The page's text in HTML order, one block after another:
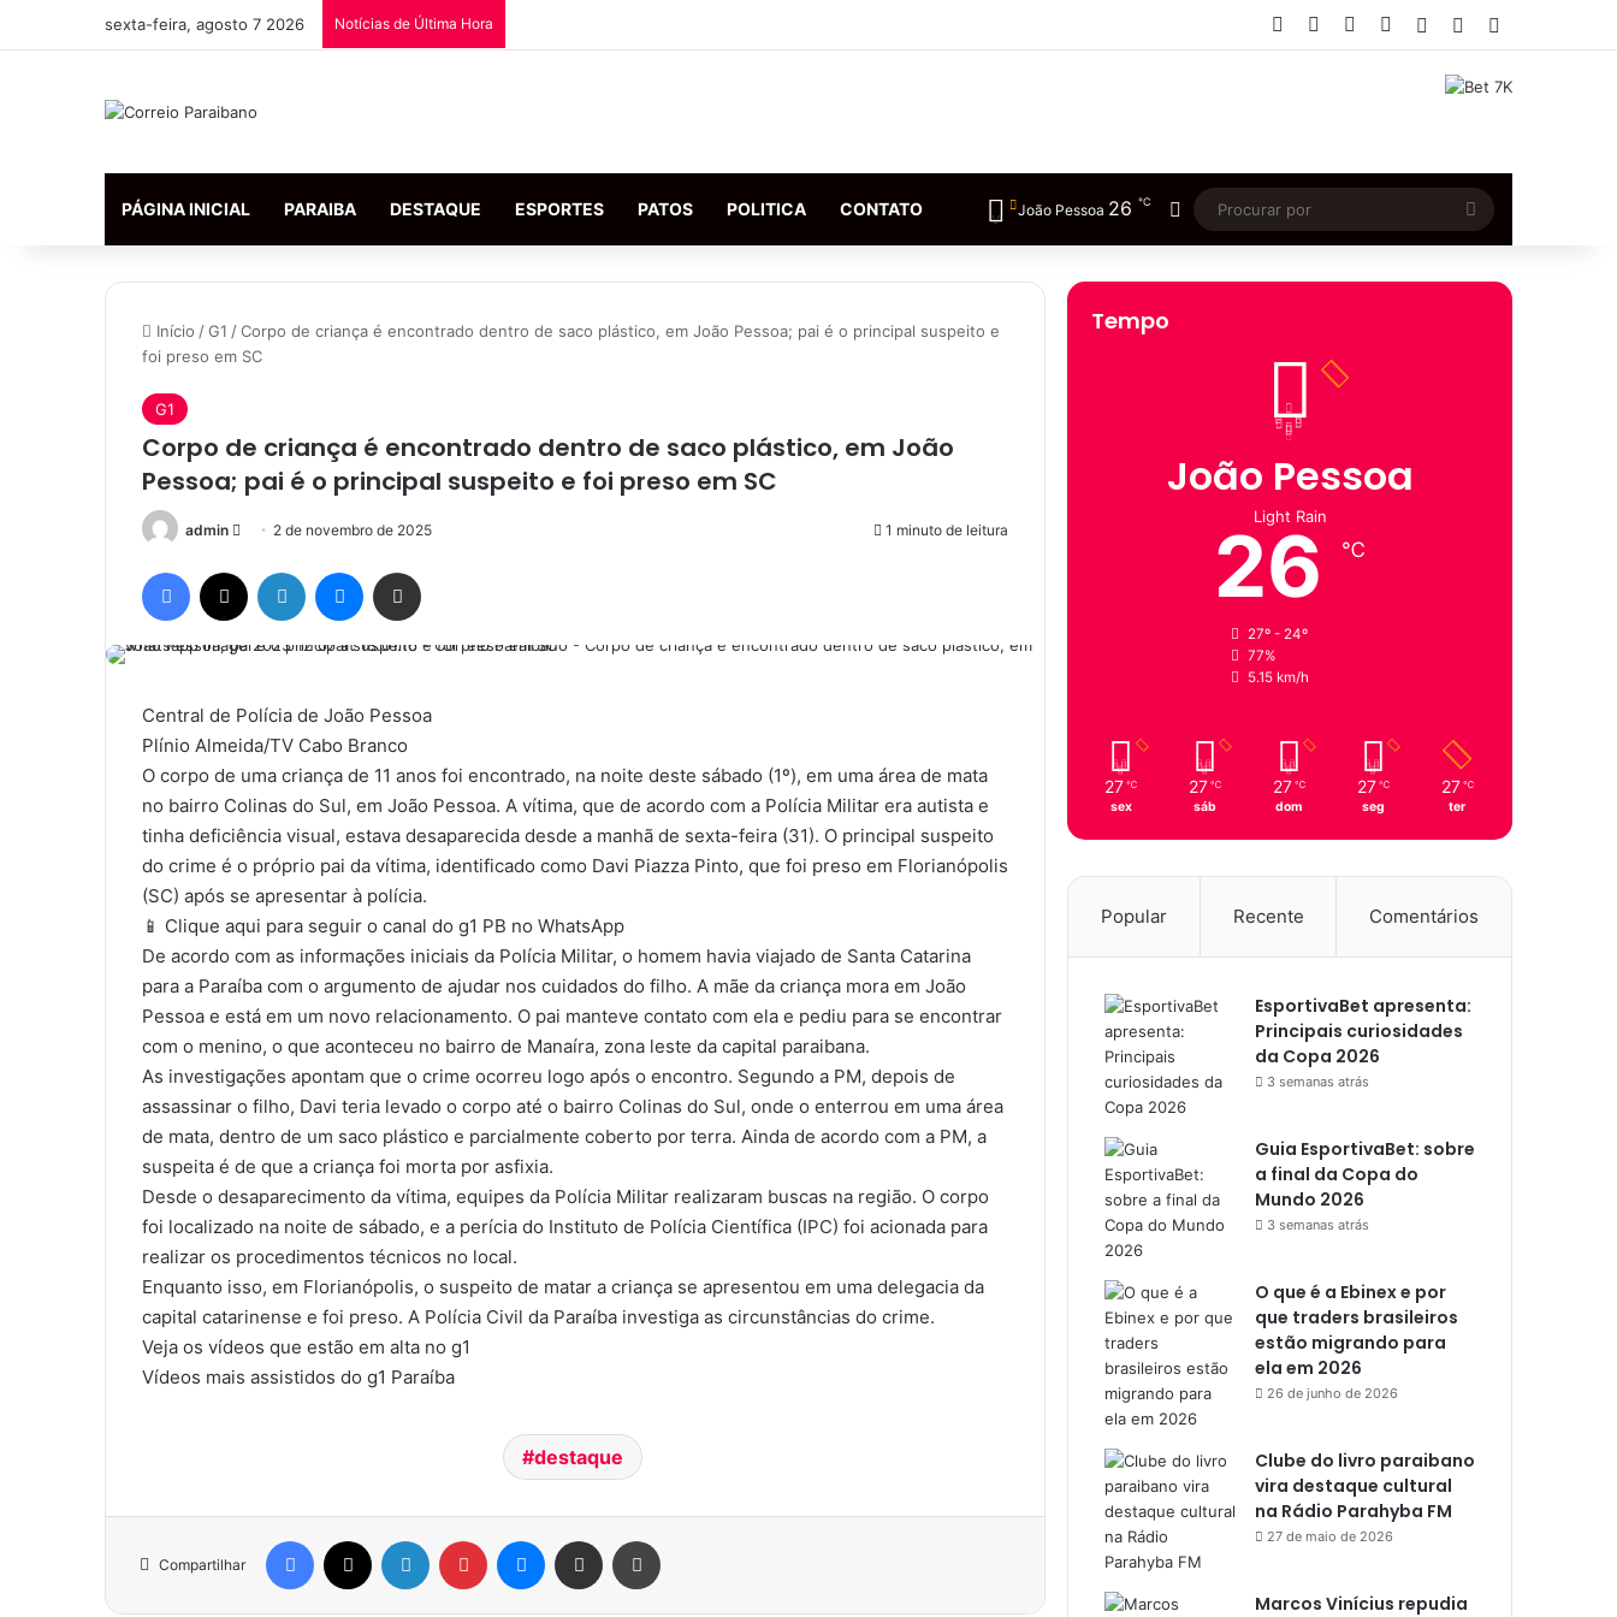
sexta-feira, agosto 7 2026 Notícias de Última Hora Facebook YouTubeInstagram
Entrar Artigo aleatório
PÁGINA INICIAL PARAIBA DESTAQUE ESPORTES PATOS POLITICA CONTATO João Pessoa 26 ℃ Switch skin
Procurar
por
Início /G1 /Corpo de criança é encontrado dentro de saco plástico, em João Pessoa; pai é o principal suspeito e
foi preso em SC
G1
Corpo de criança é encontrado dentro de saco plástico, em João
Pessoa; pai é o principal suspeito e foi preso em SC
admin
n
d
e
a
i
l
2 de novembro de 2025 1 minuto de leitura
Central de Polícia de João Pessoa
Plínio Almeida/TV Cabo Branco
O corpo de uma criança de 11 anos foi encontrado, na noite deste sábado (1º), em uma área de mata
no bairro Colinas do Sul, em João Pessoa. A vítima, que de acordo com a Polícia Militar era autista e
tinha deficiência visual, estava desaparecida desde a manhã de sexta-feira (31). O principal suspeito
do crime é o próprio pai da vítima, identificado como Davi Piazza Pinto, que foi preso em Florianópolis
(SC) após se apresentar à polícia.
📱 Clique aqui para seguir o canal do g1 PB no WhatsApp
De acordo com as informações iniciais da Polícia Militar, o homem havia viajado de Santa Catarina
para a Paraíba com o argumento de ajudar nos cuidados do filho. A mãe da criança mora em João
Pessoa e está em um novo relacionamento. O pai manteve contato com ela e pediu para se encontrar
com o menino, o que aconteceu no bairro de Manaíra, zona leste da capital paraibana.
As investigações apontam que o crime ocorreu logo após o encontro. Segundo a PM, depois de
assassinar o filho, Davi teria levado o corpo até o bairro Colinas do Sul, onde o enterrou em uma área
de mata, dentro de um saco plástico e parcialmente coberto por terra. Ainda de acordo com a PM, a
suspeita é de que a criança foi morta por asfixia.
Desde o desaparecimento da vítima, equipes da Polícia Militar realizaram buscas na região. O corpo
foi localizado na noite de sábado, e a perícia do Instituto de Polícia Científica (IPC) foi acionada para
realizar os procedimentos técnicos no local.
Enquanto isso, em Florianópolis, o suspeito de matar a criança se apresentou em uma delegacia da
capital catarinense e foi preso. A Polícia Civil da Paraíba investiga as circunstâncias do crime.
Veja os vídeos que estão em alta no g1
Vídeos mais assistidos do g1 Paraíba
destaque
Compartilhar
Tempo
João Pessoa
Light Rain
26 ℃
27º - 24º
77%
5.15 km/h
27 ℃
sex
27 ℃
sáb
27 ℃
dom
27 ℃
seg
27 ℃
ter
Popular Recente Comentários
EsportivaBet apresenta:
Principais curiosidades
da Copa 2026
3 semanas atrás
Guia EsportivaBet: sobre
a final da Copa do
Mundo 2026
3 semanas atrás
O que é a Ebinex e por
que traders brasileiros
estão migrando para
ela em 2026
26 de junho de 2026
Clube do livro paraibano
vira destaque cultural
na Rádio Parahyba FM
27 de maio de 2026
Marcos Vinícius repudia